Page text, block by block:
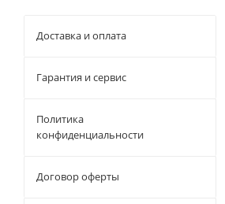
Доставка и оплата
Гарантия и сервис
Политика
конфиденциальности
Договор оферты